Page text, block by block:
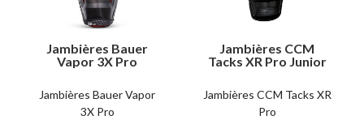
Jambières Bauer
Vapor 3X Pro
Jambières Bauer Vapor
3X Pro
Jambières CCM
Tacks XR Pro Junior
Jambières CCM Tacks XR
Pro